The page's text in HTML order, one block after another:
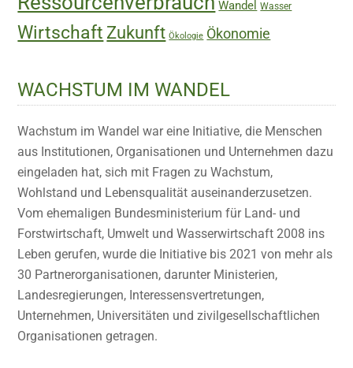
Wandel Wasser
Wirtschaft Zukunft Ökologie Ökonomie
WACHSTUM IM WANDEL
Wachstum im Wandel war eine Initiative, die Menschen
aus Institutionen, Organisationen und Unternehmen dazu
eingeladen hat, sich mit Fragen zu Wachstum,
Wohlstand und Lebensqualität auseinanderzusetzen.
Vom ehemaligen Bundesministerium für Land- und
Forstwirtschaft, Umwelt und Wasserwirtschaft 2008 ins
Leben gerufen, wurde die Initiative bis 2021 von mehr als
30 Partnerorganisationen, darunter Ministerien,
Landesregierungen, Interessensvertretungen,
Unternehmen, Universitäten und zivilgesellschaftlichen
Organisationen getragen.